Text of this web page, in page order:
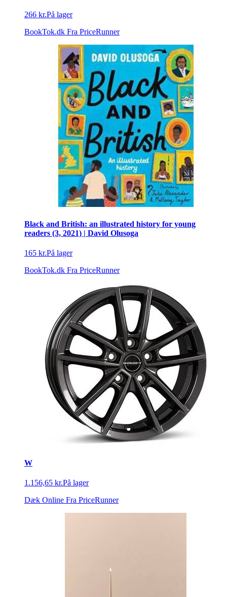
266 kr.På lager
BookTok.dk Fra PriceRunner
Black and British: an illustrated history for young
readers (3, 2021) | David Olusoga
165 kr.På lager
BookTok.dk Fra PriceRunner
W
1.156,65 kr.På lager
Dæk Online Fra PriceRunner